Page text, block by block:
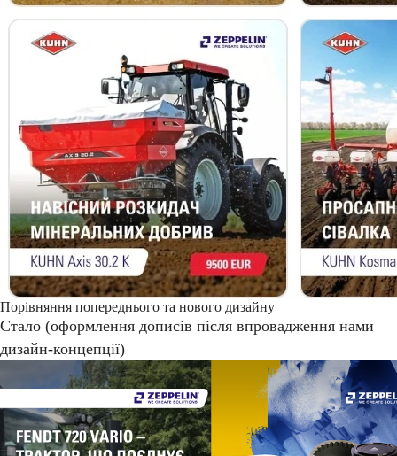
Порівняння попереднього та нового дизайну
Стало (оформлення дописів після впровадження нами
дизайн-концепції)